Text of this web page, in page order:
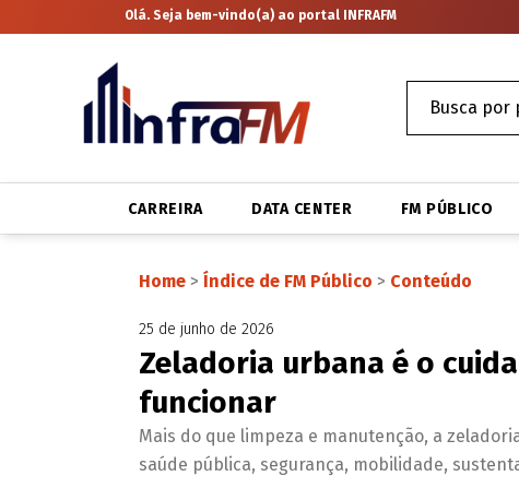
Olá. Seja bem-vindo(a) ao portal INFRAFM
CARREIRA DATA CENTER FM PÚBLICO
Home> Índice de FM Público > Conteúdo
25 de junho de 2026
Zeladoria urbana é o
funcionar
Mais do que limpeza e manutenção, a
saúde pública, segurança, mobilidade,